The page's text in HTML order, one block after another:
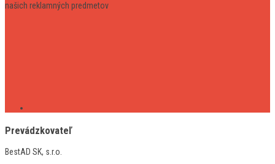
našich reklamných predmetov
Prevádzkovateľ
BestAD SK, s.r.o.